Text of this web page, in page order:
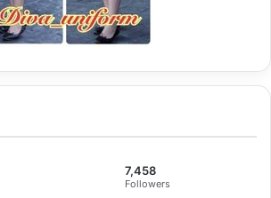
7,458
Followers